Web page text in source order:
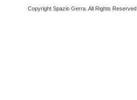
Copyright Spazio Gerra. All Rights Reserved.